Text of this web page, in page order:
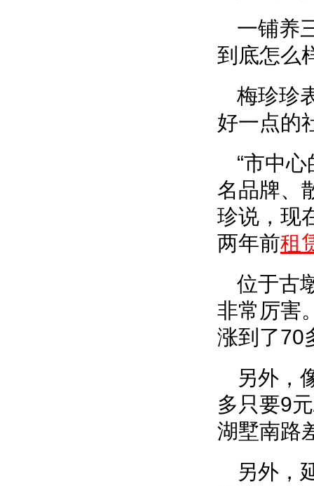
一铺养
到底怎么
梅珍珍
好一点的
“市中
名品牌、
珍说，现
两年前租
位于古
非常厉害
涨到了70
另外，
多只要9
湖墅南路
另外，